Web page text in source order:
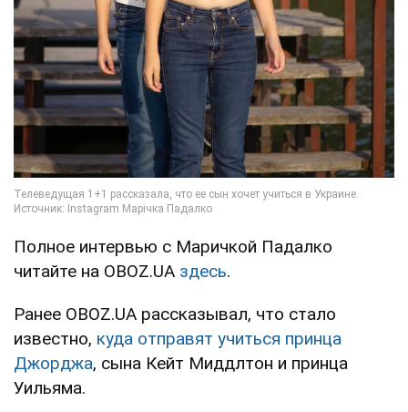
Полное интервью с Маричкой Падалко
читайте на OBOZ.UA здесь.
Ранее OBOZ.UA рассказывал, что стало
известно, куда отправят учиться принца
Джорджа, сына Кейт Миддлтон и принца
Уильяма.